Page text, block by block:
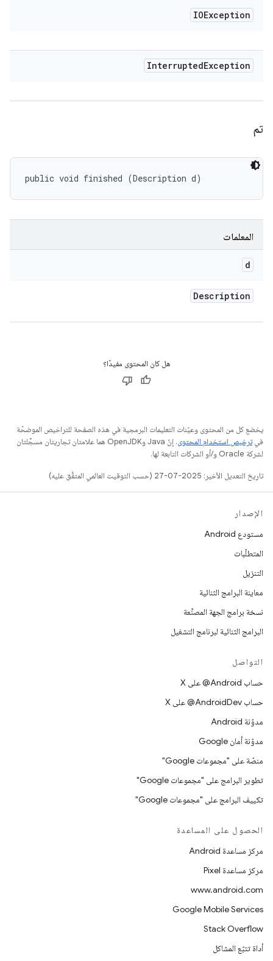
IOException
InterruptedException
تم
public void finished (Description d)
المعلمات
d
Description
هل كان المحتوى مفيدًا؟
يخضع كل من المحتوى وعيّنات التعليمات البرمجية في هذه الصفحة للتراخيص الموضحّة
فيترخيص استخدام المحتوى
. إنّ Java وOpenJDK هما علامتان تجاريتان مسجَّلتان
لشركة Oracle و/أو الشركات التابعة لها.
تاريخ التعديل الأخير: 2025-07-27 (حسب التوقيت العالمي المتفَّق عليه)
الإصدار
مستودع Android
المتطلّبات
التنزيل
معاينة البرامج الثنائية
نسخة برامج الجهة المصنِّعة
البرامج الثنائية لبرنامج التشغيل
التواصل
حساب ‎@Android على X
حساب ‎@AndroidDev على X
مدوّنة Android
مدوّنة أمان Google
منصّة على "مجموعات Google"
تطوير البرامج على "مجموعات Google"
تكييف البرامج على "مجموعات Google"
الحصول على المساعدة
مركز مساعدة Android
مركز مساعدة Pixel
www.android.com
Google Mobile Services
Stack Overflow
أداة تتبّع المشاكل